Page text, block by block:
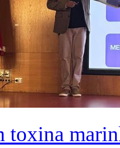
toxina